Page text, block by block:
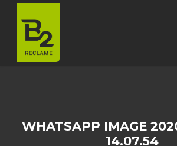
WHATSAPP IMAGE
14.07.54